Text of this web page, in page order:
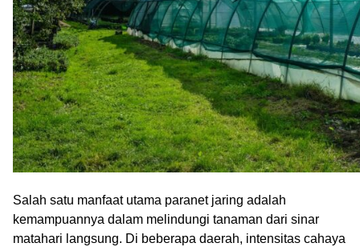
Salah satu manfaat utama paranet jaring adalah
kemampuannya dalam melindungi tanaman dari sinar
matahari langsung. Di beberapa daerah, intensitas cahaya